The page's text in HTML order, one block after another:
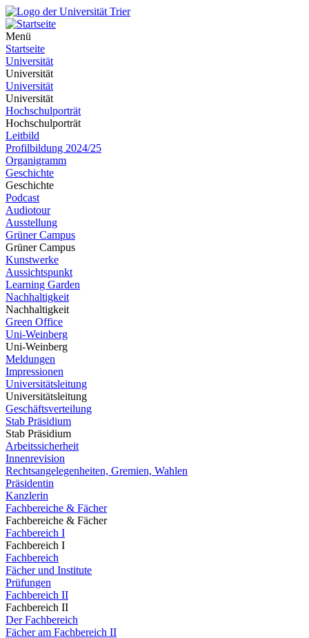
Menü
Startseite
Universität
Universität
Universität
Universität
Hochschulporträt
Hochschulporträt
Leitbild
Profilbildung 2024/25
Organigramm
Geschichte
Geschichte
Podcast
Audiotour
Ausstellung
Grüner Campus
Grüner Campus
Kunstwerke
Aussichtspunkt
Learning Garden
Nachhaltigkeit
Nachhaltigkeit
Green Office
Uni-Weinberg
Uni-Weinberg
Meldungen
Impressionen
Universitätsleitung
Universitätsleitung
Geschäftsverteilung
Stab Präsidium
Stab Präsidium
Arbeitssicherheit
Innenrevision
Rechtsangelegenheiten, Gremien, Wahlen
Präsidentin
Kanzlerin
Fachbereiche & Fächer
Fachbereiche & Fächer
Fachbereich I
Fachbereich I
Fachbereich
Fächer und Institute
Prüfungen
Fachbereich II
Fachbereich II
Der Fachbereich
Fächer am Fachbereich II